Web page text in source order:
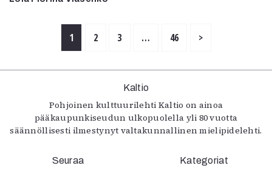
1 2 3 … 46 >
Kaltio
Pohjoinen kulttuurilehti Kaltio on ainoa
pääkaupunkiseudun ulkopuolella yli 80 vuotta
säännöllisesti ilmestynyt valtakunnallinen mielipidelehti.
Seuraa Kategoriat